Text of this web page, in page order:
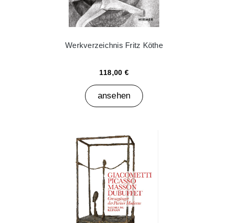
Werkverzeichnis Fritz Köthe
118,00 €
ansehen